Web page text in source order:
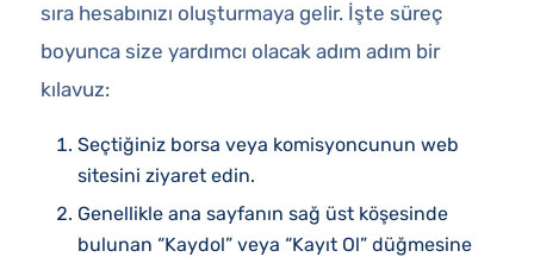
sıra hesabınızı oluşturmaya gelir. İşte süreç
boyunca size yardımcı olacak adım adım bir
kılavuz:
Seçtiğiniz borsa veya komisyoncunun web
sitesini ziyaret edin.
Genellikle ana sayfanın sağ üst köşesinde
bulunan “Kaydol” veya “Kayıt Ol” düğmesine